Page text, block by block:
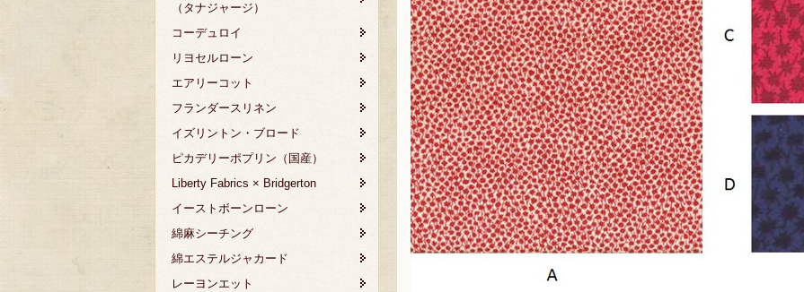
（タナジャージ）
コーデュロイ
リヨセルローン
エアリーコット
フランダースリネン
イズリントン・ブロード
ピカデリーポプリン（国産）
Liberty Fabrics × Bridgerton
イーストボーンローン
綿麻シーチング
綿エステルジャカード
レーヨンエット